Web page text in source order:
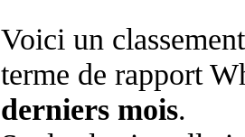
Voici un
terme de rapport
derniers mois.